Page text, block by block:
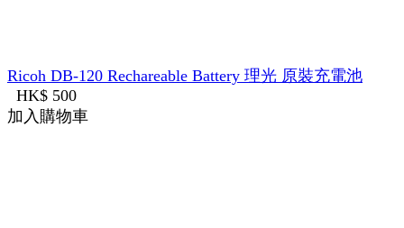
Ricoh DB-120 Rechareable Battery 理光 原裝充電池
HK$ 500
加入購物車